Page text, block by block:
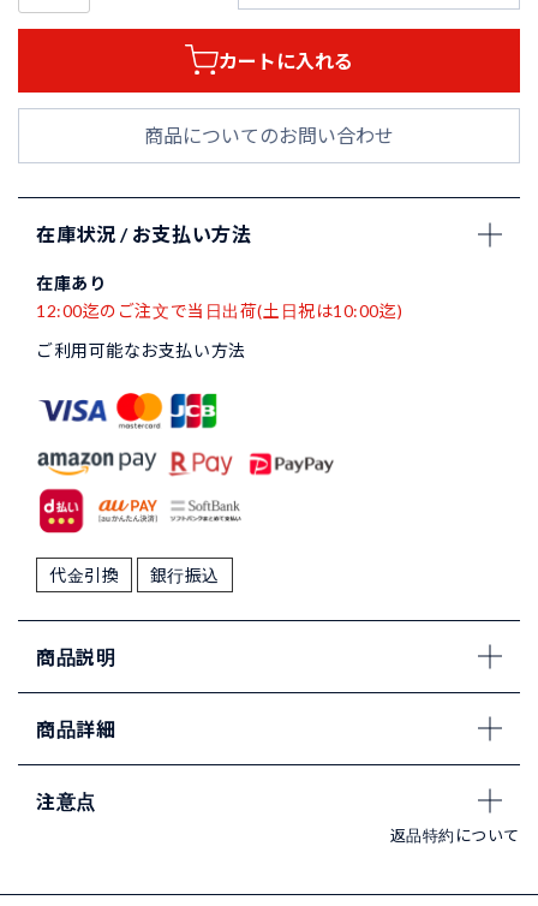
カートに入れる
商品についてのお問い合わせ
在庫状況 / お支払い方法
在庫あり
12:00迄のご注文で当日出荷(土日祝は10:00迄)
ご利用可能なお支払い方法
代金引換 銀行振込
商品説明
商品詳細
注意点
返品特約について